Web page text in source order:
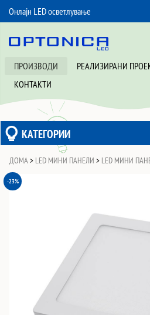
Онлајн LED осветлување
ПРОИЗВОДИ РЕАЛИЗИРАНИ
КОНТАКТИ
КАТЕГОРИИ
ДОМА > LED МИНИ ПАНЕЛИ > LED МИНИ
-23%